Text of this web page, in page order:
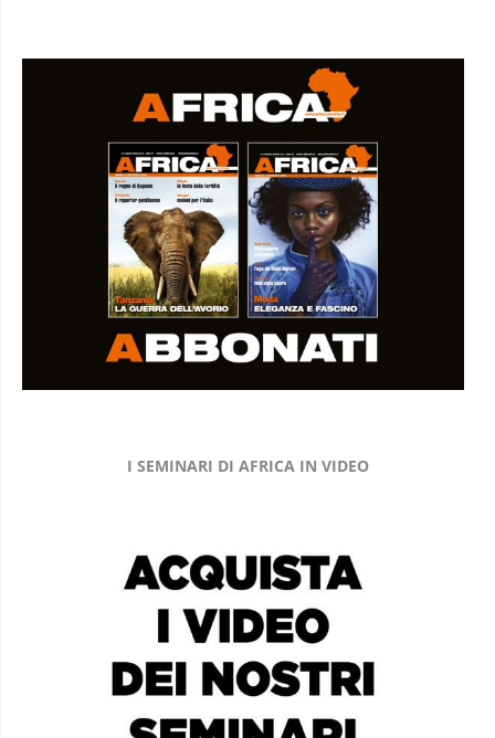
I SEMINARI DI AFRICA IN VIDEO